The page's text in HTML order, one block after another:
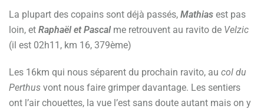
La plupart des copains sont déjà passés, Mathias est pas
loin, et Raphaël et Pascalme retrouvent au ravito de Velzic
(il est 02h11, km 16, 379ème)
Les 16km qui nous séparent du prochain ravito, au col du
Perthus vont nous faire grimper davantage. Les sentiers
ont l’air chouettes, la vue l’est sans doute autant mais on y